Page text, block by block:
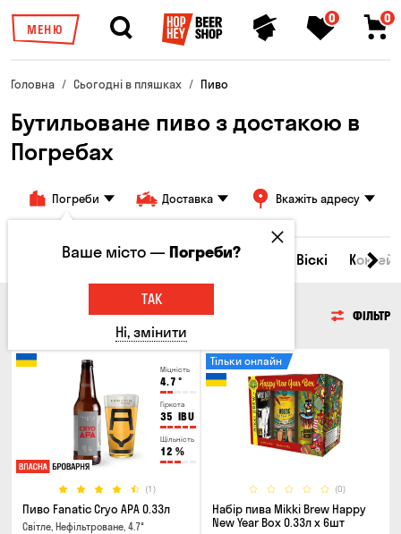
МЕНЮ
0 0
Головна Сьогодні в пляшках Пиво
Бутильоване пиво з достакою в
Погребах
Погреби Доставка Вкажіть адресу
Всі товари Пиво Сидр Віскі
ФІЛЬТР
Міцність
4.7 °
Гіркота
35 IBU
Щільність
12 %
(1)
Пиво Fanatic Cryo APA 0.33л
Світле, Нефільтроване, 4.7°
(0)
Тільки онлайн
Набір пива Mikki Brew Happy
New Year Box 0.33л x 6шт
Ваше місто —Погреби?
ТАК
Ні, змінити